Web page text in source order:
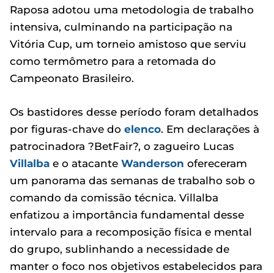
Raposa adotou uma metodologia de trabalho
intensiva, culminando na participação na
Vitória Cup, um torneio amistoso que serviu
como termômetro para a retomada do
Campeonato Brasileiro.
Os bastidores desse período foram detalhados
por figuras-chave do elenco. Em declarações à
patrocinadora ?BetFair?, o zagueiro Lucas
Villalba e o atacante Wanderson ofereceram
um panorama das semanas de trabalho sob o
comando da comissão técnica. Villalba
enfatizou a importância fundamental desse
intervalo para a recomposição física e mental
do grupo, sublinhando a necessidade de
manter o foco nos objetivos estabelecidos para